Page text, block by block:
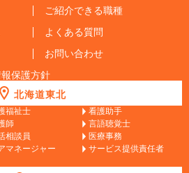
ご紹介できる職種
よくある質問
お問い合わせ
保護方針
北海道東北
福祉士
看護助手
師
言語聴覚士
相談員
医療事務
マネージャー サービス提供責任者